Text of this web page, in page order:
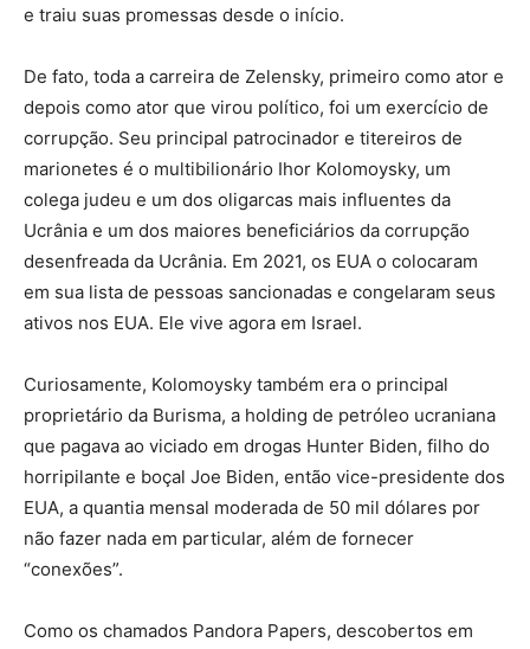
e traiu suas promessas desde o início.
De fato, toda a carreira de Zelensky, primeiro como ator e
depois como ator que virou político, foi um exercício de
corrupção. Seu principal patrocinador e titereiros de
marionetes é o multibilionário Ihor Kolomoysky, um
colega judeu e um dos oligarcas mais influentes da
Ucrânia e um dos maiores beneficiários da corrupção
desenfreada da Ucrânia. Em 2021, os EUA o colocaram
em sua lista de pessoas sancionadas e congelaram seus
ativos nos EUA. Ele vive agora em Israel.
Curiosamente, Kolomoysky também era o principal
proprietário da Burisma, a holding de petróleo ucraniana
que pagava ao viciado em drogas Hunter Biden, filho do
horripilante e boçal Joe Biden, então vice-presidente dos
EUA, a quantia mensal moderada de 50 mil dólares por
não fazer nada em particular, além de fornecer
“conexões”.
Como os chamados Pandora Papers, descobertos em